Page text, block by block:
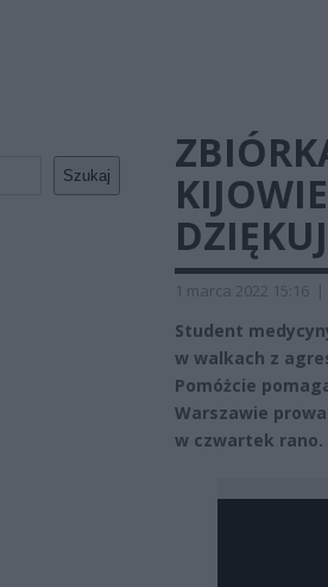
Szukaj
1 marca 2022 15:16 |
Student
w walkach z
Pomóżcie
Warszawie
w czwartek rano.